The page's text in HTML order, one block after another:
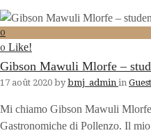
0
0 Like!
Gibson Mawuli Mlorfe –
17 août 2020 by bmj_admin in
Mi chiamo Gibson Mawuli
Gastronomiche di Pollenzo. Il